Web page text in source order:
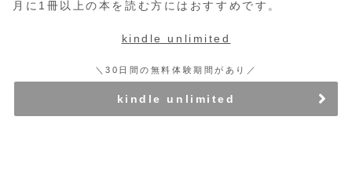
月に1冊以上の本を読む方にはおすすめです。
kindle unlimited
＼30日間の無料体験期間があり／
kindle unlimited